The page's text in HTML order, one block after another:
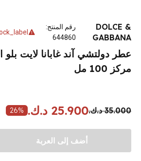
DOLCE &
GABBANA
رقم المنتج:
644860
عطر دولتشي آند غابانا لايت بلو
مركز 100 مل
35.000 د.ك. 25.900 د.ك. 26%
أضف إلى العربة